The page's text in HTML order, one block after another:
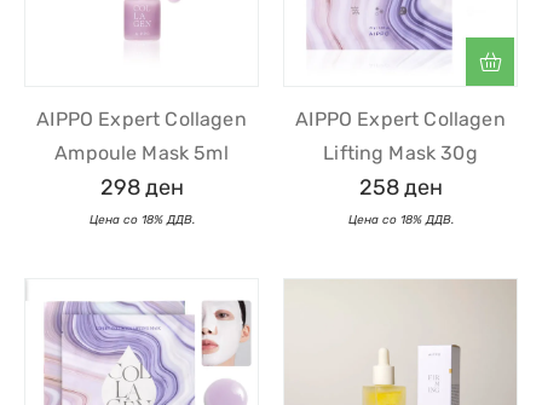
AIPPO Expert Collagen
Ampoule Mask 5ml
298ден
AIPPO Expert Collagen
Lifting Mask 30g
258ден